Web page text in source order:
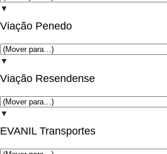
▼
Viação Penedo
▼
Viação Resendense
▼
EVANIL Transportes